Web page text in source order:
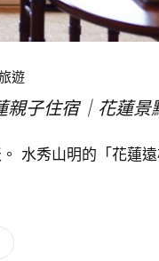
遊
子住宿｜花蓮景
水秀山明的「花蓮